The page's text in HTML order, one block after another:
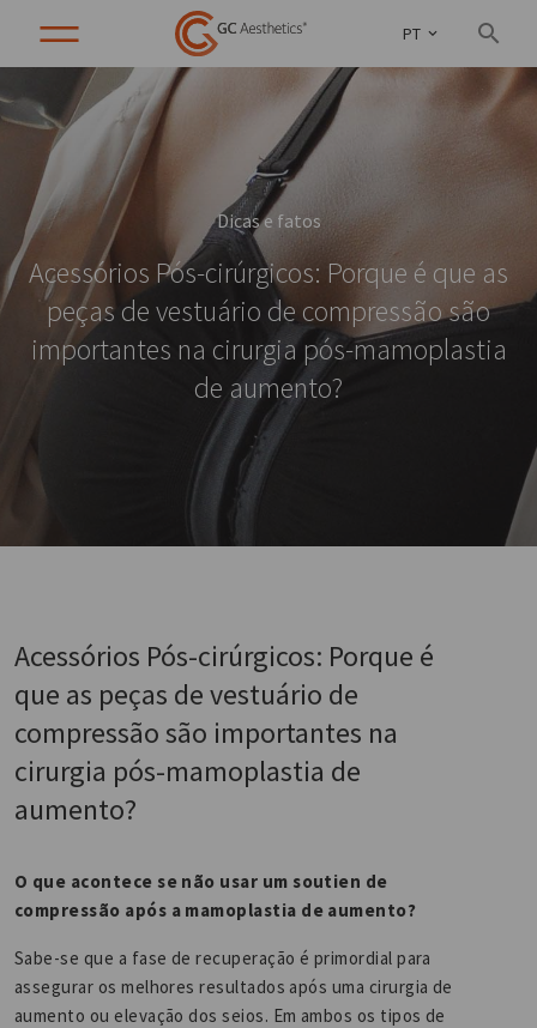
PT
Dicas e fatos
Acessórios Pós-cirúrgicos: Porque é que as
peças de vestuário de compressão são
importantes na cirurgia pós-mamoplastia
de aumento?
Acessórios Pós-cirúrgicos: Porque é
que as peças de vestuário de
compressão são importantes na
cirurgia pós-mamoplastia de
aumento?
O que acontece se não usar um soutien de
compressão após a mamoplastia de aumento?
Sabe-se que a fase de recuperação é primordial para
assegurar os melhores resultados após uma cirurgia de
aumento ou elevação dos seios. Em ambos os tipos de